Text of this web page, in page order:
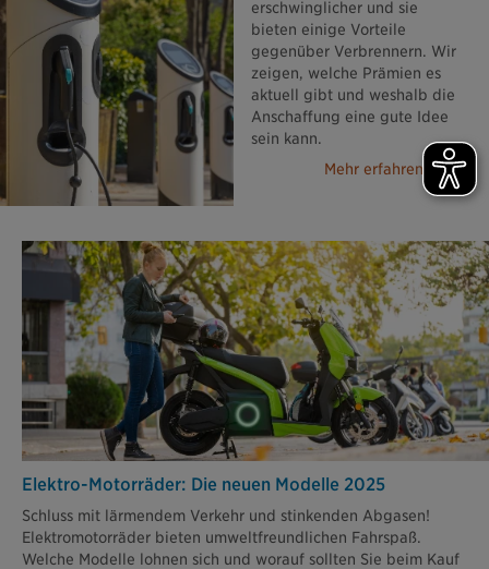
erschwinglicher und sie
bieten einige Vorteile
gegenüber Verbrennern. Wir
zeigen, welche Prämien es
aktuell gibt und weshalb die
Anschaffung eine gute Idee
sein kann.
Mehr erfahren
Elektro-Motorräder: Die neuen Modelle 2025
Schluss mit lärmendem Verkehr und stinkenden Abgasen!
Elektromotorräder bieten umweltfreundlichen Fahrspaß.
Welche Modelle lohnen sich und worauf sollten Sie beim Kauf